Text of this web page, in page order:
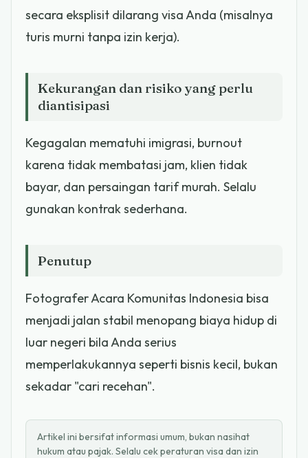
secara eksplisit dilarang visa Anda (misalnya
turis murni tanpa izin kerja).
Kekurangan dan risiko yang perlu
diantisipasi
Kegagalan mematuhi imigrasi, burnout
karena tidak membatasi jam, klien tidak
bayar, dan persaingan tarif murah. Selalu
gunakan kontrak sederhana.
Penutup
Fotografer Acara Komunitas Indonesia bisa
menjadi jalan stabil menopang biaya hidup di
luar negeri bila Anda serius
memperlakukannya seperti bisnis kecil, bukan
sekadar "cari recehan".
Artikel ini bersifat informasi umum, bukan nasihat
hukum atau pajak. Selalu cek peraturan visa dan izin